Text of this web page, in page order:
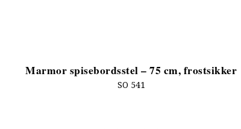
Marmor spisebordsstel – 75 cm, frostsikker
SO 541